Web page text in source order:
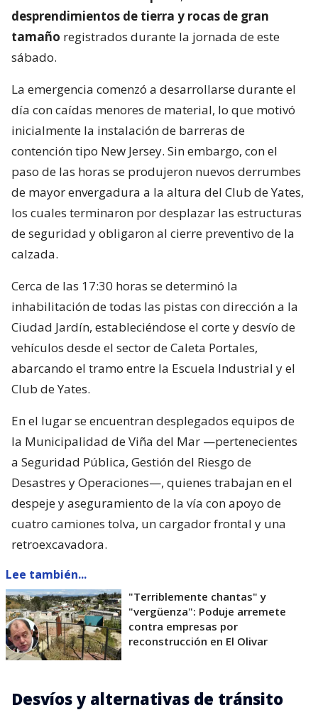
desprendimientos de tierra y rocas de gran
tamaño registrados durante la jornada de este
sábado.
La emergencia comenzó a desarrollarse durante el
día con caídas menores de material, lo que motivó
inicialmente la instalación de barreras de
contención tipo New Jersey. Sin embargo, con el
paso de las horas se produjeron nuevos derrumbes
de mayor envergadura a la altura del Club de Yates,
los cuales terminaron por desplazar las estructuras
de seguridad y obligaron al cierre preventivo de la
calzada.
Cerca de las 17:30 horas se determinó la
inhabilitación de todas las pistas con dirección a la
Ciudad Jardín, estableciéndose el corte y desvío de
vehículos desde el sector de Caleta Portales,
abarcando el tramo entre la Escuela Industrial y el
Club de Yates.
En el lugar se encuentran desplegados equipos de
la Municipalidad de Viña del Mar —pertenecientes
a Seguridad Pública, Gestión del Riesgo de
Desastres y Operaciones—, quienes trabajan en el
despeje y aseguramiento de la vía con apoyo de
cuatro camiones tolva, un cargador frontal y una
retroexcavadora.
Lee también...
"Terriblemente chantas" y
"vergüenza": Poduje arremete
contra empresas por
reconstrucción en El Olivar
Desvíos y alternativas de tránsito